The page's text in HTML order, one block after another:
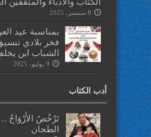
8 سبتمبر، 2025
بمناسبة عيد
فخر بلادي
الشباب ابن
9 يوليو، 2025
أدب الكتاب
تَرْخُصُ الأَرْوَاحُ
الطحان